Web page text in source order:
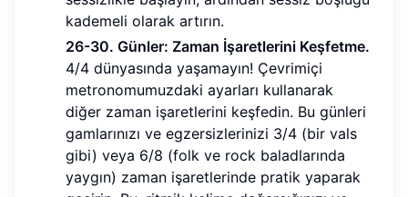
kademeli olarak artırın.
26-30. Günler: Zaman İşaretlerini Keşfetme.
4/4 dünyasında yaşamayın! Çevrimiçi
metronomumuzdaki ayarları kullanarak
diğer zaman işaretlerini keşfedin. Bu günleri
gamlarınızı ve egzersizlerinizi 3/4 (bir vals
gibi) veya 6/8 (folk ve rock baladlarında
yaygın) zaman işaretlerinde pratik yaparak